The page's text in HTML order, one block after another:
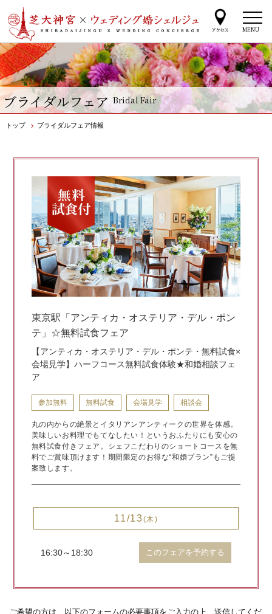
ブライダルフェア Bridal Fair
MENU
トップ > ブライダルフェア情報
東京駅「アンティカ・オステリア・デル・ポン
テ」☆無料試食フェア
【アンティカ・オステリア・デル・ポンテ・無料試食×
会場見学】ハーフコース無料試食体験★和婚相談フェ
ア
参加無料 無料試食 会場見学 相談会
丸の内からの絶景とイタリアンアンティークの世界を体感。
美味しいお料理でもてなしたい！というおふたりにも安心の
無料試食付きフェア。シェフこだわりのショートコースを無
料でご賞味頂けます！期間限定のお得な“和婚プラン”もご提
案致します。
11/13(木)
16:30～18:30 このフェアを予約する